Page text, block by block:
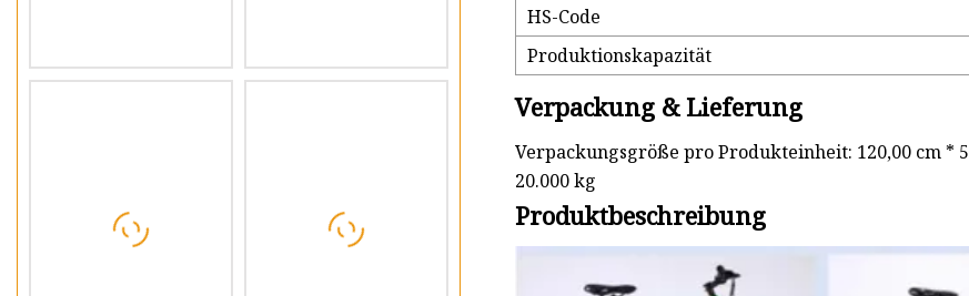
HS-Code
Produktionskapazität
Verpackung & Lieferung
Verpackungsgröße pro Produkteinheit: 120,00 cm *
20.000 kg
Produktbeschreibung